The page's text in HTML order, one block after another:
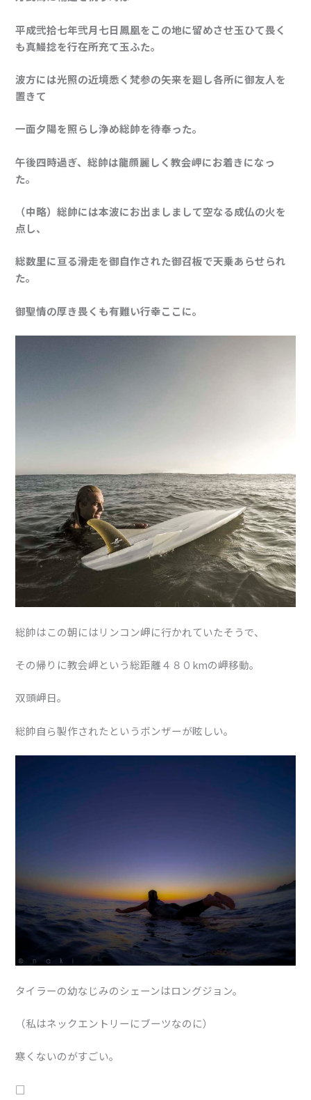
平成弐拾七年弐月七日鳳凰をこの地に留めさせ玉ひて畏く
も真鰻捻を行在所充て玉ふた。
波方には光照の近境悉く梵参の矢来を廻し各所に御友人を
置きて
一面夕陽を照らし浄め総帥を待奉った。
午後四時過ぎ、総帥は龍顔麗しく教会岬にお着きになっ
た。
（中略）総帥には本波にお出ましまして空なる成仏の火を
点し、
総数里に亘る滑走を御自作された御召板で天乗あらせられ
た。
御聖情の厚き畏くも有難い行幸ここに。
総帥はこの朝にはリンコン岬に行かれていたそうで、
その帰りに教会岬という総距離４８０kmの岬移動。
双頭岬日。
総帥自ら製作されたというボンザーが眩しい。
タイラーの幼なじみのシェーンはロングジョン。
（私はネックエントリーにブーツなのに）
寒くないのがすごい。
□